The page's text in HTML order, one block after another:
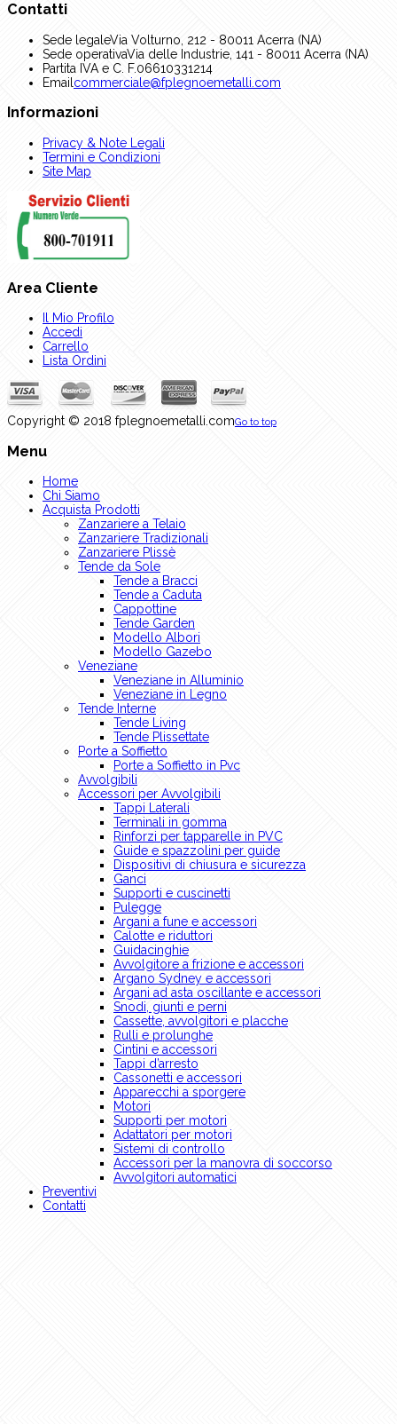
Contatti
Sede legaleVia Volturno, 212 - 80011 Acerra (NA)
Sede operativaVia delle Industrie, 141 - 80011 Acerra (NA)
Partita IVA e C. F.06610331214
Email commerciale@fplegnoemetalli.com
Informazioni
Privacy & Note Legali
Termini e Condizioni
Site Map
Area Cliente
Il Mio Profilo
Accedi
Carrello
Lista Ordini
Copyright © 2018 fplegnoemetalli.comGo to top
Menu
Home
Chi Siamo
Acquista Prodotti
Zanzariere a Telaio
Zanzariere Tradizionali
Zanzariere Plissè
Tende da Sole
Tende a Bracci
Tende a Caduta
Cappottine
Tende Garden
Modello Albori
Modello Gazebo
Veneziane
Veneziane in Alluminio
Veneziane in Legno
Tende Interne
Tende Living
Tende Plissettate
Porte a Soffietto
Porte a Soffietto in Pvc
Avvolgibili
Accessori per Avvolgibili
Tappi Laterali
Terminali in gomma
Rinforzi per tapparelle in PVC
Guide e spazzolini per guide
Dispositivi di chiusura e sicurezza
Ganci
Supporti e cuscinetti
Pulegge
Argani a fune e accessori
Calotte e riduttori
Guidacinghie
Avvolgitore a frizione e accessori
Argano Sydney e accessori
Argani ad asta oscillante e accessori
Snodi, giunti e perni
Cassette, avvolgitori e placche
Rulli e prolunghe
Cintini e accessori
Tappi d’arresto
Cassonetti e accessori
Apparecchi a sporgere
Motori
Supporti per motori
Adattatori per motori
Sistemi di controllo
Accessori per la manovra di soccorso
Avvolgitori automatici
Preventivi
Contatti